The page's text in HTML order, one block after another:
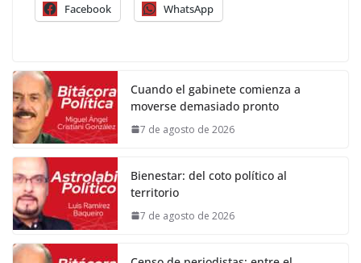
Facebook WhatsApp
Cuando el gabinete comienza a
moverse demasiado pronto
7 de agosto de 2026
Bienestar: del coto político al
territorio
7 de agosto de 2026